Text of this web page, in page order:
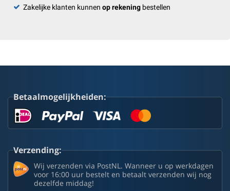
Zakelijke klanten kunnen op rekening bestellen
Betaalmogelijkheiden:
Verzending:
Wij verzenden via PostNL. Wanneer u op werkdagen
voor 16:00 uur bestelt en betaalt verzenden wij nog
dezelfde middag!